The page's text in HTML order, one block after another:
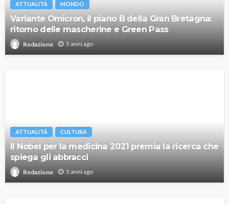
ATTUALITÀ MONDO
Variante Omicron, il piano B della Gran Bretagna:
ritorno delle mascherine e Green Pass
Redazione 5 anni ago
ATTUALITÀ CULTURA
Il Nobel per la medicina 2021 premia la ricerca che
spiega gli abbracci
Redazione 5 anni ago